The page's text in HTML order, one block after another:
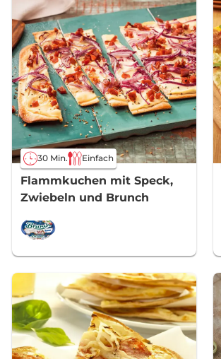
30 Min. Einfach
Flammkuchen mit Speck,
Zwiebeln und Brunch